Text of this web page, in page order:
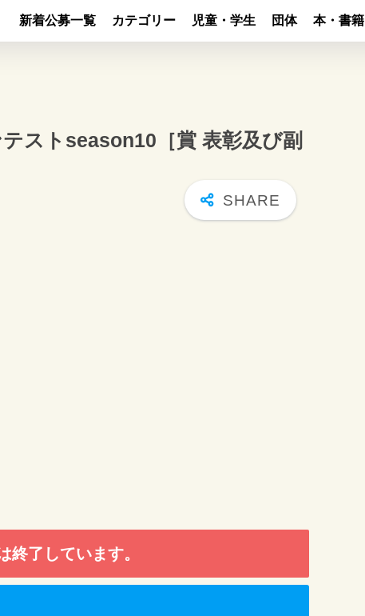
新着公募一覧 カテゴリー 児童・学生 団体 本・書籍
ストseason10［賞 表彰及び副
終了しています。